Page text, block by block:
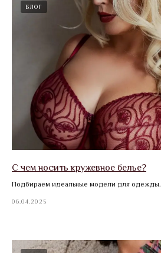
БЛОГ
С чем носить кружевное белье?
Подбираем идеальные модели для одежды.
06.04.2025